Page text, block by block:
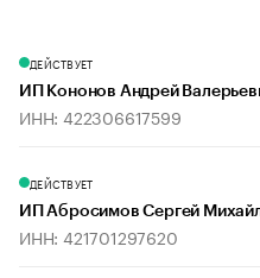
ДЕЙСТВУЕТ
ИП Кононов Андрей
ИНН: 422306617599
ДЕЙСТВУЕТ
ИП Абросимов Сергей
ИНН: 421701297620